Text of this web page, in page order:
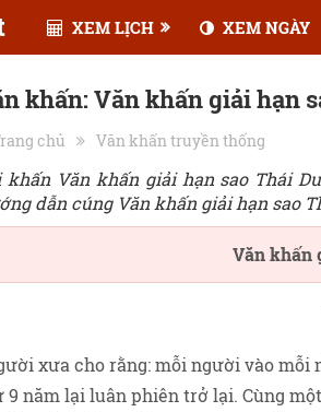
XEM LỊCH XEM NGÀY
khấn: Văn khấn giải hạn
chủ Văn khấn truyền thống
khấn Văn khấn giải hạn sao Thái
dẫn cúng Văn khấn giải hạn sao
Văn khấn
xưa cho rằng: mỗi người vào mỗi
9 năm lại luân phiên trở lại. Cùng